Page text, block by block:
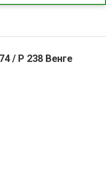
/ Р 238 Венге